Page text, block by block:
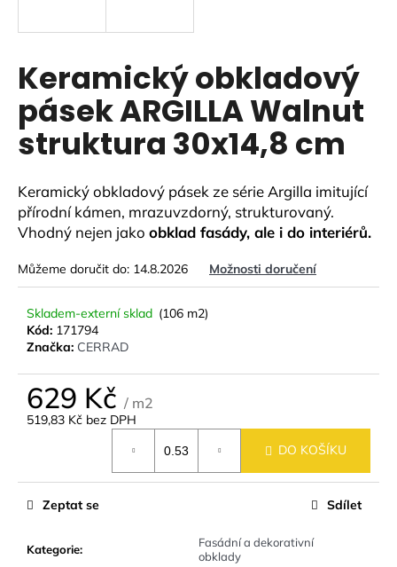
Keramický obkladový
pásek ARGILLA Walnut
struktura 30x14,8 cm
Keramický obkladový pásek ze série Argilla imitující
přírodní kámen, mrazuvzdorný, strukturovaný.
Vhodný nejen jako obklad fasády, ale i do interiérů.
Můžeme doručit do: 14.8.2026 Možnosti doručení
Skladem-externí sklad (106 m2)
Kód: 171794
Značka: CERRAD
629 Kč / m2
519,83 Kč bez DPH
DO KOŠÍKU
Kategorie:
Fasádní a dekorativní
obklady
Zeptat se Sdílet
í
t
?
HLEDAT
D
o
p
o
u
č
u
m
e
DLAŽBA